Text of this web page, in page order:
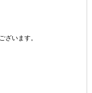
ざいます。